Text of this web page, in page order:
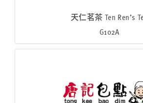
天仁茗茶 Ten Ren’s Tea
G102A